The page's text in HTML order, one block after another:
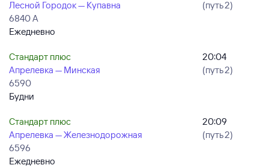
Лесной Городок — Купавна
6840 А
Ежедневно
(путь 2)
Стандарт плюс
Апрелевка — Минская
6590
Будни
20:04
(путь 2)
Стандарт плюс
Апрелевка — Железнодорожная
6596
Ежедневно
20:09
(путь 2)